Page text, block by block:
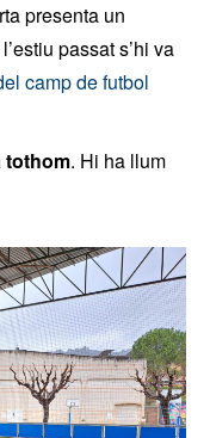
presenta un
passat s’hi va
camp de futbol
tothom. Hi ha llum